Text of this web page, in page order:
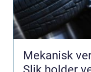
Mekanisk